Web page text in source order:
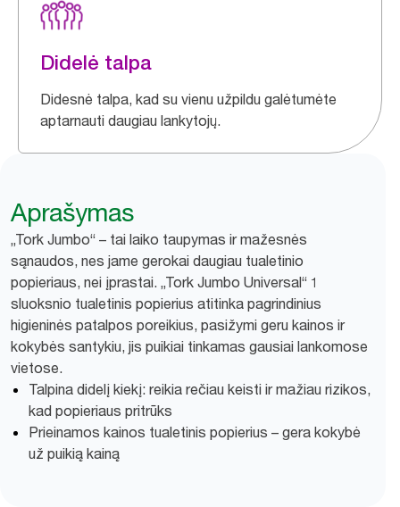
Didelė talpa
Didesnė talpa, kad su vienu užpildu galėtumėte
aptarnauti daugiau lankytojų.
Aprašymas
„Tork Jumbo“ – tai laiko taupymas ir mažesnės
sąnaudos, nes jame gerokai daugiau tualetinio
popieriaus, nei įprastai. „Tork Jumbo Universal“ 1
sluoksnio tualetinis popierius atitinka pagrindinius
higieninės patalpos poreikius, pasižymi geru kainos ir
kokybės santykiu, jis puikiai tinkamas gausiai lankomose
vietose.
Talpina didelį kiekį: reikia rečiau keisti ir mažiau rizikos,
kad popieriaus pritrūks
Prieinamos kainos tualetinis popierius – gera kokybė
už puikią kainą